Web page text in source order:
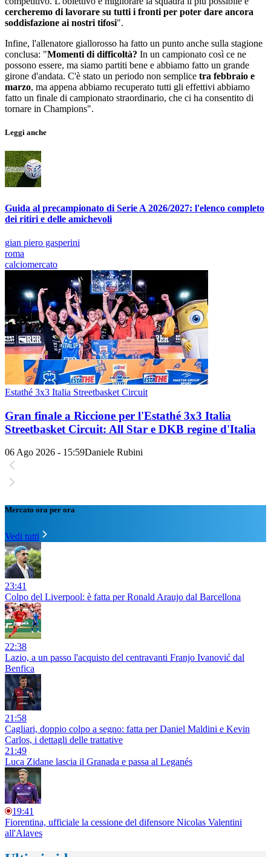
cercheremo di lavorare su tutti i fronti per poter dare ancora
soddisfazione ai nostri tifosi".
Infine, l'allenatore giallorosso ha fatto un punto anche sulla stagione
conclusa: "Momenti di difficoltà? In un campionato così ce ne
possono essere, ma siamo partiti bene e abbiamo fatto un grande
girone d'andata. C'è stato un periodo non semplice tra febbraio e
marzo, ma appena abbiamo recuperato tutti gli effettivi abbiamo
fatto un finale di campionato straordinario, che ci ha consentito di
tornare in Champions".
Leggi anche
Guida al precampionato di Serie A 2026/2027: l'elenco completo
dei ritiri e delle amichevoli
gian piero gasperini
roma
calciomercato
Estathé 3x3 Italia Streetbasket Circuit
Gran finale a Riccione per l'Estathé 3x3 Italia
Streetbasket Circuit: All Star e DKB regine d'Italia
06 Ago 2026 - 15:59Daniele Rubini
Mercato ora per ora
Vedi tutti
23:41
Colpo del Liverpool: è fatta per Ronald Araujo dal Barcellona
22:38
Lazio, a un passo l'acquisto del centravanti Franjo Ivanović dal
Benfica
21:58
Cagliari, doppio colpo a segno: fatta per Daniel Maldini e Kevin
Carlos, i dettagli delle trattative
21:49
Luca Zidane lascia il Granada e passa al Leganés
19:41
Fiorentina, ufficiale la cessione del difensore Nicolas Valentini
all'Alaves